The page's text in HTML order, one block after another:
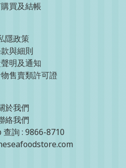
買及結帳
隱政策
與細則
明及通知
售賣類許可證
於我們
絡我們
詢 : 9866-8710